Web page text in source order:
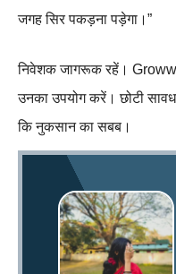
जगह सिर पकड़ना पड़ेगा।”
निवेशक जागरूक रहें।
उनका उपयोग करें। छोटी
कि नुकसान का सबब।